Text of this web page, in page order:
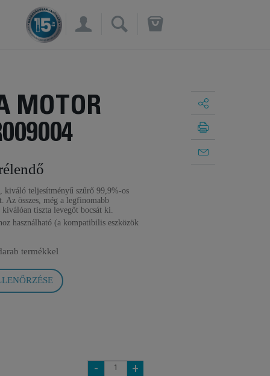
×
MOTOR
kiváló teljesítményű szűrő 99,9%-os
Az összes, még a legfinomabb
kiválóan tiszta levegőt bocsát ki.
használható (a kompatibilis eszközök
termékkel
- +